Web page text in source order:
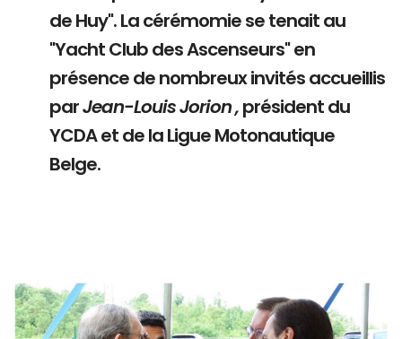
de Huy". La cérémomie se tenait au
"Yacht Club des Ascenseurs" en
présence de nombreux invités accueillis
parJean-Louis Jorion ,président du
YCDA et de la Ligue Motonautique
Belge.
Branding
ARMCHAIR